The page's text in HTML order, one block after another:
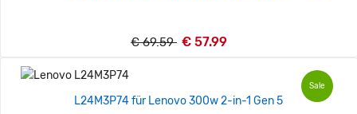
€ 69.59 € 57.99
Sale
L24M3P74 für Lenovo 300w 2-in-1 Gen 5